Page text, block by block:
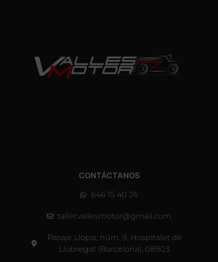
CONTÁCTANOS
646 15 40 26
taller.vallesmotor@gmail.com
Pasaje Llopis, núm. 9, Hospitalet de
Llobregat (Barcelona), 08903